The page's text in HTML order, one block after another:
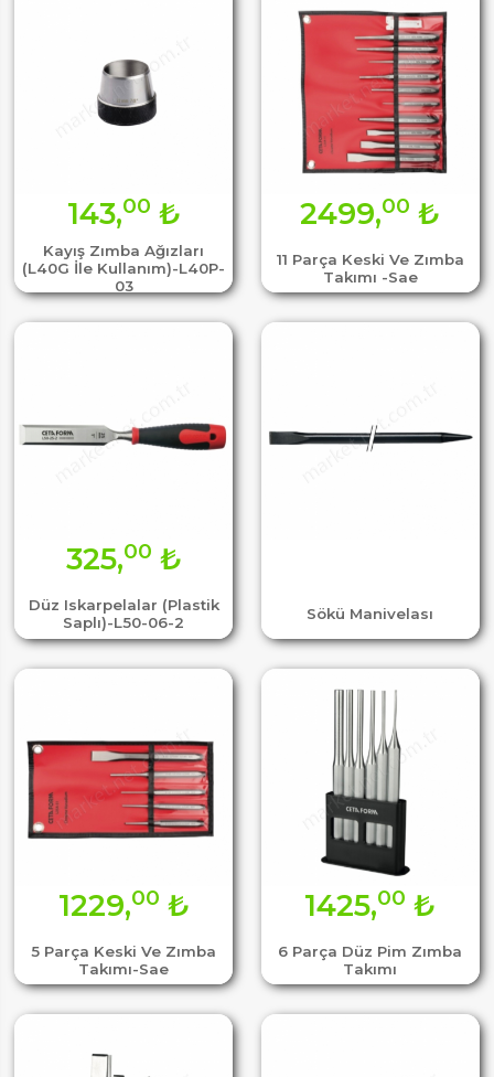
Kayış Zımba Ağızları
(L40G İle Kullanım)-L40P-
03
143,00 ₺
11 Parça Keski Ve Zımba
Takımı -Sae
2499,00 ₺
Düz Iskarpelalar (Plastik
Saplı)-L50-06-2
325,00 ₺
Sökü Manivelası
5 Parça Keski Ve Zımba
Takımı-Sae
1229,00 ₺
6 Parça Düz Pim Zımba
Takımı
1425,00 ₺